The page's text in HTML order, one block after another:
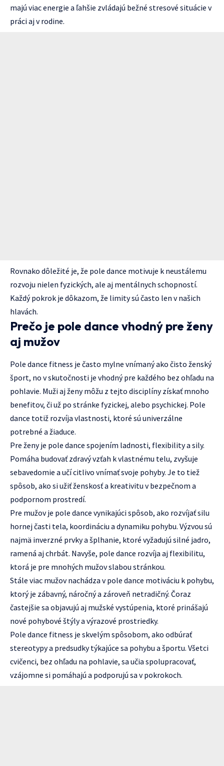
majú viac energie a ľahšie zvládajú bežné stresové situácie v
práci aj v rodine.
Rovnako dôležité je, že pole dance motivuje k neustálemu
rozvoju nielen fyzických, ale aj mentálnych schopností.
Každý pokrok je dôkazom, že limity sú často len v našich
hlavách.
Prečo je pole dance vhodný pre ženy
aj mužov
Pole dance fitness je často mylne vnímaný ako čisto ženský
šport, no v skutočnosti je vhodný pre každého bez ohľadu na
pohlavie. Muži aj ženy môžu z tejto disciplíny získať mnoho
benefitov, či už po stránke fyzickej, alebo psychickej. Pole
dance totiž rozvíja vlastnosti, ktoré sú univerzálne
potrebné a žiaduce.
Pre ženy je pole dance spojením ladnosti, flexibility a sily.
Pomáha budovať zdravý vzťah k vlastnému telu, zvyšuje
sebavedomie a učí citlivo vnímať svoje pohyby. Je to tiež
spôsob, ako si užiť ženskosť a kreativitu v bezpečnom a
podpornom prostredí.
Pre mužov je pole dance vynikajúci spôsob, ako rozvíjať silu
hornej časti tela, koordináciu a dynamiku pohybu. Výzvou sú
najmä inverzné prvky a šplhanie, ktoré vyžadujú silné jadro,
ramená aj chrbát. Navyše, pole dance rozvíja aj flexibilitu,
ktorá je pre mnohých mužov slabou stránkou.
Stále viac mužov nachádza v pole dance motiváciu k pohybu,
ktorý je zábavný, náročný a zároveň netradičný. Čoraz
častejšie sa objavujú aj mužské vystúpenia, ktoré prinášajú
nové pohybové štýly a výrazové prostriedky.
Pole dance fitness je skvelým spôsobom, ako odbúrať
stereotypy a predsudky týkajúce sa pohybu a športu. Všetci
cvičenci, bez ohľadu na pohlavie, sa učia spolupracovať,
vzájomne si pomáhajú a podporujú sa v pokrokoch.